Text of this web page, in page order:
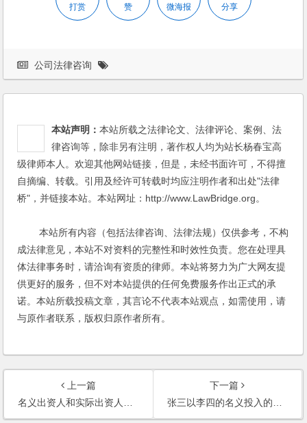
打赏 赞 微海报 分享
公司法律咨询
本站声明：本站所载之法律论文、法律评论、案例、法
律咨询等，除非另有注明，著作权人均为站长杨春宝高
级律师本人。欢迎其他网站链接，但是，未经书面许可，不得擅
自摘编、转载。引用及经许可转载时均应注明作者和出处"法律
桥"，并链接本站。本站网址：http://www.LawBridge.org。
本站所有内容（包括法律咨询、法律法规）仅供参考，不构
成法律意见，本站不对资料的完整性和时效性负责。您在处理具
体法律事务时，请洽询有资质的律师。本站将努力为广大网友提
供更好的服务，但不对本站提供的任何免费服务作出正式的承
诺。本站所载投稿文章，其言论不代表本站观点，如需使用，请
与原作者联系，版权归原作者所有。
上一篇
名义出资人和实际出资人的责任如何划分？双方签订的协议是否可以对抗第三人？
下一篇
张三以李四的名义投入的投资款，没有签订任何协议，能要回投资款吗？